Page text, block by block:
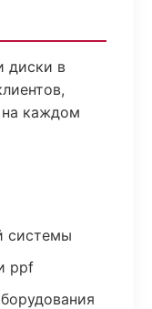
диски в
на каждом
системы
ppf